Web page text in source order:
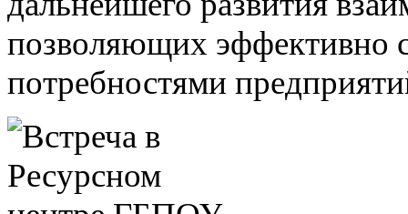
позволяющих эффективно
потребностями